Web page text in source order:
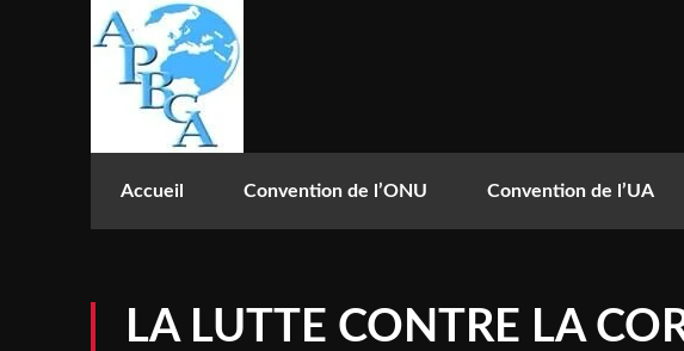
Accueil Convention de l’ONU Convention de l’UA
LA LUTTE CONTRE LA